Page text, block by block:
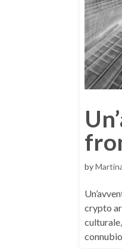
by
crypto